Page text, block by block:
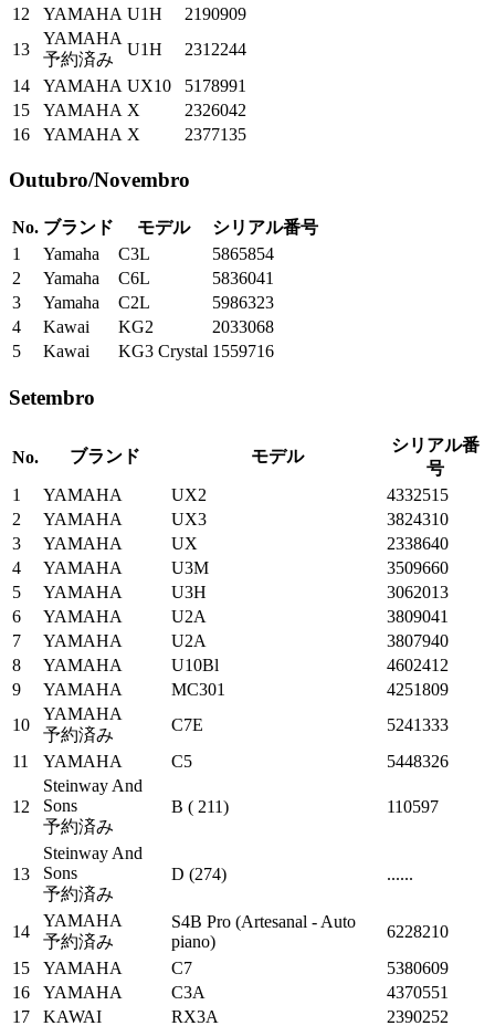
12
YAMAHA U1H
2190909
13
YAMAHA
予約済み
U1H
2312244
14
YAMAHA UX10
5178991
15
YAMAHA X
2326042
16
YAMAHA X 2377135
Outubro/Novembro
No. ブランド モデル
シリアル番号
1
Yamaha C3L
5865854
2
Yamaha C6L
5836041
3
Yamaha C2L
5986323
4
Kawai KG2
2033068
5
Kawai KG3 Crystal 1559716
Setembro
No. ブランド モデル
シリアル番
号
1
YAMAHA UX2
4332515
2
YAMAHA UX3
3824310
3
YAMAHA UX
2338640
4
YAMAHA U3M
3509660
5
YAMAHA U3H
3062013
6
YAMAHA U2A
3809041
7
YAMAHA U2A
3807940
8
YAMAHA U10Bl
4602412
9
YAMAHA MC301
4251809
10
YAMAHA
予約済み
C7E
5241333
11
YAMAHA C5 5448326
12
Steinway And
Sons
予約済み
B ( 211) 110597
13
Steinway And
Sons
予約済み
D (274) ......
14
YAMAHA
予約済み
S4B Pro (Artesanal - Auto
piano)
6228210
15
YAMAHA C7
5380609
16
YAMAHA C3A
4370551
17
KAWAI RX3A 2390252